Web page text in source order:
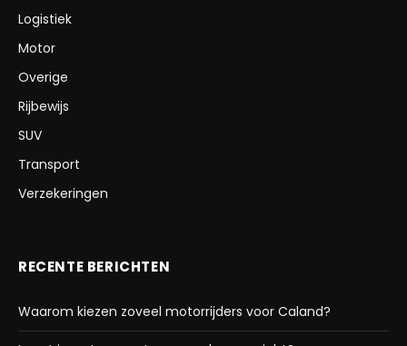
Logistiek
Motor
Overige
Rijbewijs
SUV
Transport
Verzekeringen
RECENTE BERICHTEN
Waarom kiezen zoveel motorrijders voor Caland?